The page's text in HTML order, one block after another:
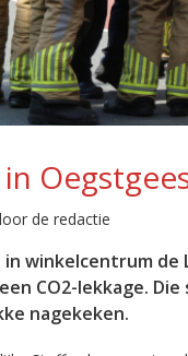
de redactie
winkelcentrum
CO2-lekkage.
nagekeken.